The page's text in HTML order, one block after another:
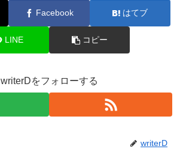
Facebook はてブ
LINE コピー
writerDをフォローする
writerD